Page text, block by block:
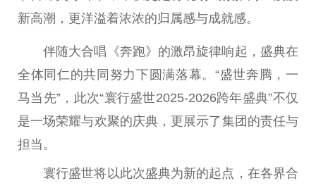
新高潮，更洋溢着浓浓的归属感与成就感。
伴随大合唱《奔跑》的激昂旋律响起，盛典在
全体同仁的共同努力下圆满落幕。“盛世奔腾，一
马当先”，此次“寰行盛世2025-2026跨年盛典”不仅
是一场荣耀与欢聚的庆典，更展示了集团的责任与
担当。
寰行盛世将以此次盛典为新的起点，在各界合